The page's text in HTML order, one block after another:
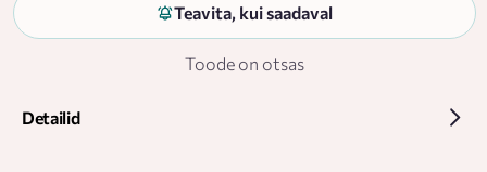
Teavita, kui saadaval
Toode on otsas
Detailid